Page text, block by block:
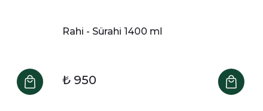
Rahi - Sürahi 1400 ml
₺ 950